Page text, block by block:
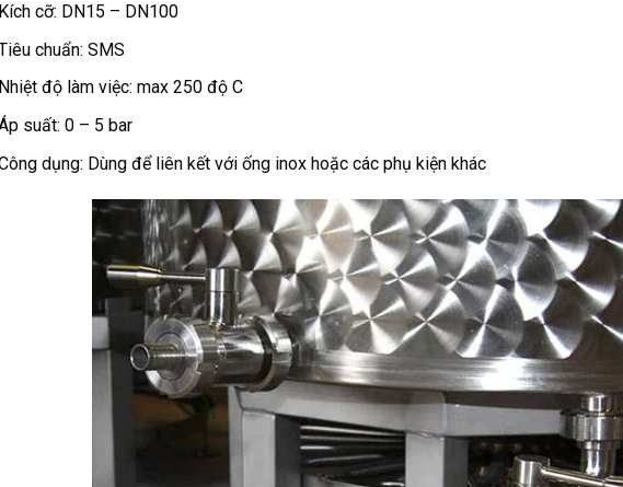
Kích cỡ: DN15 – DN100
chuẩn: SMS
Nhiệt độ làm việc: max 250 độ C
suất: 0 – 5 bar
dụng: Dùng để liên kết với ống inox hoặc các phụ kiện khác